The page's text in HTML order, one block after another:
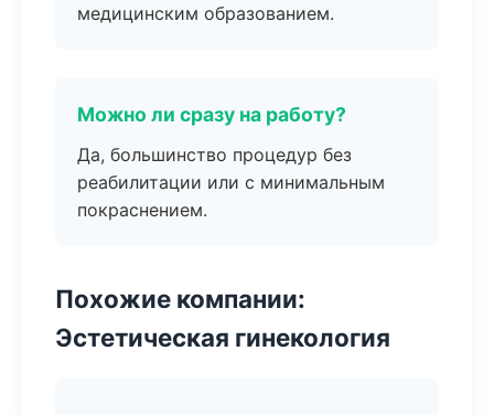
медицинским образованием.
Можно ли сразу на работу?
Да, большинство процедур без
реабилитации или с минимальным
покраснением.
Похожие компании:
Эстетическая гинекология